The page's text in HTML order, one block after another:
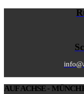
AUF ACHSE -